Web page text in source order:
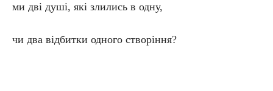
ми дві душі, які злились в одну,
чи два відбитки одного створіння?